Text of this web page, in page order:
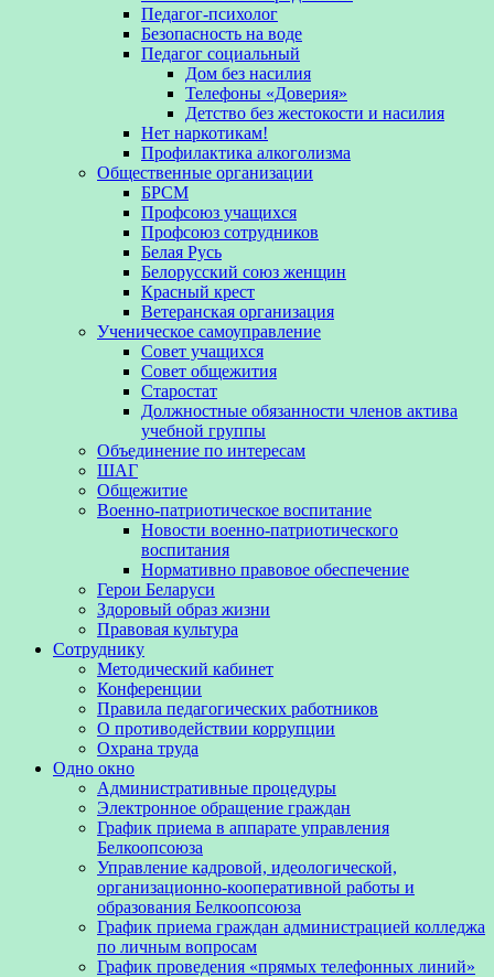
Педагог-психолог
Безопасность на воде
Педагог социальный
Дом без насилия
Телефоны «Доверия»
Детство без жестокости и насилия
Нет наркотикам!
Профилактика алкоголизма
Общественные организации
БРСМ
Профсоюз учащихся
Профсоюз сотрудников
Белая Русь
Белорусский союз женщин
Красный крест
Ветеранская организация
Ученическое самоуправление
Совет учащихся
Совет общежития
Старостат
Должностные обязанности членов актива
учебной группы
Объединение по интересам
ШАГ
Общежитие
Военно-патриотическое воспитание
Новости военно-патриотического
воспитания
Нормативно правовое обеспечение
Герои Беларуси
Здоровый образ жизни
Правовая культура
Сотруднику
Методический кабинет
Конференции
Правила педагогических работников
О противодействии коррупции
Охрана труда
Одно окно
Административные процедуры
Электронное обращение граждан
График приема в аппарате управления
Белкоопсоюза
Управление кадровой, идеологической,
организационно-кооперативной работы и
образования Белкоопсоюза
График приема граждан администрацией колледжа
по личным вопросам
График проведения «прямых телефонных линий»